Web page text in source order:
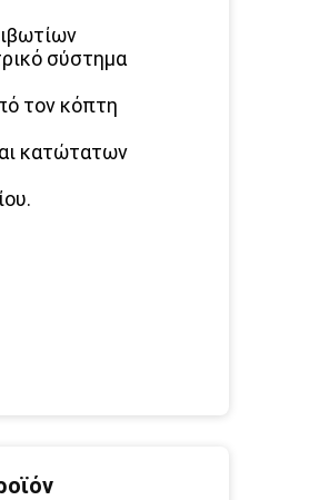
σύστημα
τον κόπτη
κατώτατων